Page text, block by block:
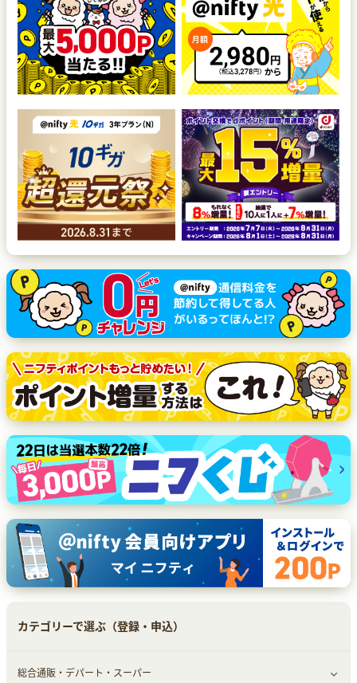
カテゴリーで選ぶ（登録・申込）
総合通販・デパート・スーパー